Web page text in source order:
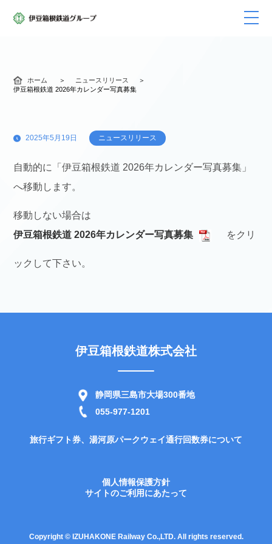
ホーム
ニュースリリース
伊豆箱根鉄道 2026年カレンダー写真募集
2025年5月19日 ニュースリリース
自動的に「伊豆箱根鉄道 2026年カレンダー写真募集」
へ移動します。
移動しない場合は
伊豆箱根鉄道 2026年カレンダー写真募集
をクリ
ックして下さい。
伊豆箱根鉄道株式会社
静岡県三島市大場300番地
055-977-1201
旅行ギフト券、湯河原パークウェイ通行回数券について
個人情報保護方針
サイトのご利用にあたって
Copyright © IZUHAKONE Railway Co.,LTD. All rights reserved.